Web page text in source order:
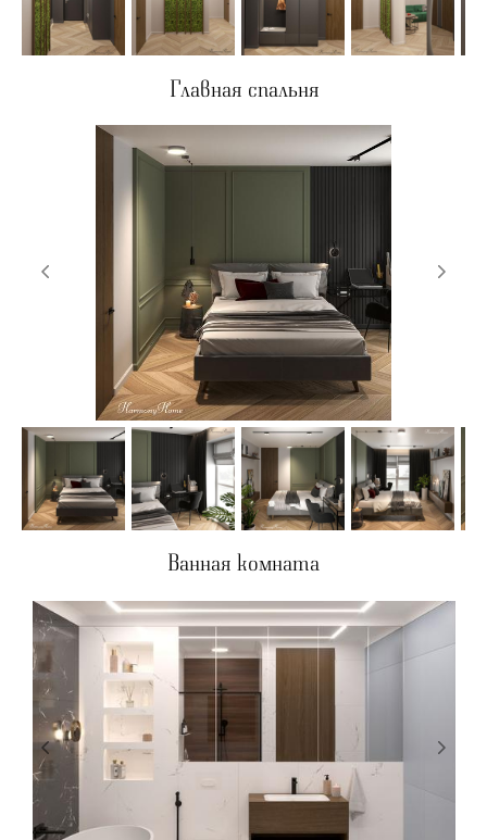
Главная спальня
Ванная комната